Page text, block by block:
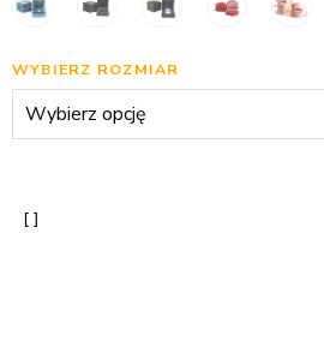
WYBIERZ ROZMIAR